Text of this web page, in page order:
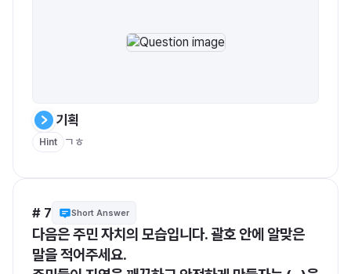
기획
Hint ㄱㅎ
# 7 Short Answer
다음은 주민 자치의 모습입니다. 괄호 안에 알맞은
말을 적어주세요.